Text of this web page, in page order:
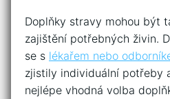
Doplňky stravy ​mohou být
‍zajištění potřebných živin.
se s lékařem nebo
zjistily individuální‌ potřeby
⁤nejlépe vhodná volba